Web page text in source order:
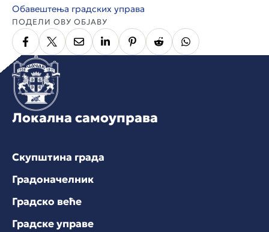
ПОДЕЛИ ОВУ ОБЈАВУ
Обавештења градских управа
Локална самоуправа
Скупштина града
Градоначелник
Градско веће
Градске управе